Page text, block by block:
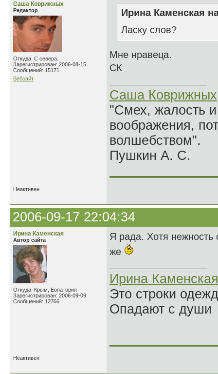
Саша Коврижных
Редактор
Откуда: С севера.
Зарегистрирован: 2006-08-15
Сообщений: 15171
Вебсайт
Ирина Каменская
Ласку слов?
Мне нравеца.
СК
Саша Коврижных
"Смех, жалость
воображения,
волшебством".
Пушкин А. С.
Неактивен
2006-09-17 22:04:34
Ирина Каменская
Автор сайта
Откуда: Крым, Евпатория
Зарегистрирован: 2006-09-09
Сообщений: 12766
Я рада. Хотя нежность
же
Ирина Каменская
Это строки
Опадают с души
Неактивен